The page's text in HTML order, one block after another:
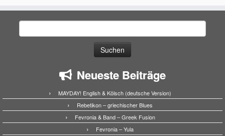
Neueste Beiträge
MAYDAY! English & Kölsch (deutsche Version)
Rebetikon – griechischer Blues
Fevronia & Band – Greek Fusion
Fevronia – Yula